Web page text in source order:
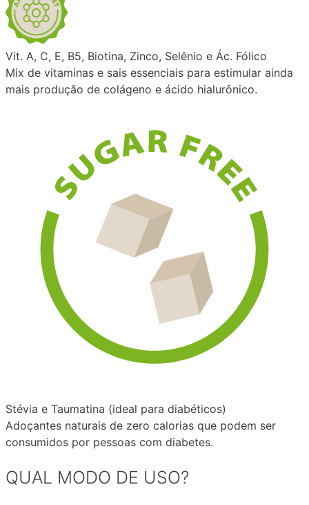
Vit. A, C, E, B5, Biotina, Zinco, Selênio e Ác. Fólico
Mix de vitaminas e sais essenciais para estimular ainda
mais produção de colágeno e ácido hialurônico.
Stévia e Taumatina (ideal para diabéticos)
Adoçantes naturais de zero calorias que podem ser
consumidos por pessoas com diabetes.
QUAL MODO DE USO?